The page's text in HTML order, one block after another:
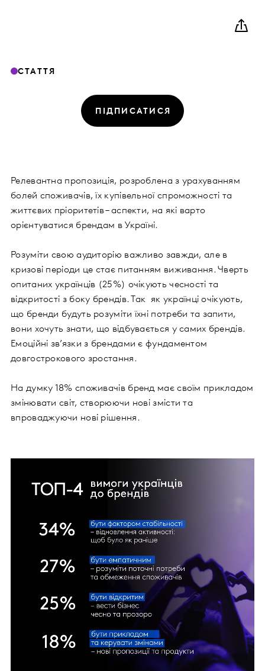
СТАТТЯ
ПІДПИСАТИСЯ
Релевантна пропозиція, розроблена з урахуванням
болей споживачів, їх купівельної спроможності та
життєвих пріоритетів – аспекти, на які варто
орієнтуватися брендам в Україні.
Розуміти свою аудиторію важливо завжди, але в
кризові періоди це стає питанням виживання. Чверть
опитаних українців (25%) очікують чесності та
відкритості з боку брендів. Так як українці очікують,
що бренди будуть розуміти їхні потреби та запити,
вони хочуть знати, що відбувається у самих брендів.
Емоційні зв’язки з брендами є фундаментом
довгострокового зростання.
На думку 18% споживачів бренд має своїм прикладом
змінювати світ, створюючи нові змісти та
впроваджуючи нові рішення.